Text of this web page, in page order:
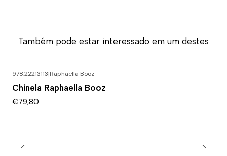
Também pode estar interessado em um destes
978.22213113|Raphaella Booz
Chinela Raphaella Booz
€79,80